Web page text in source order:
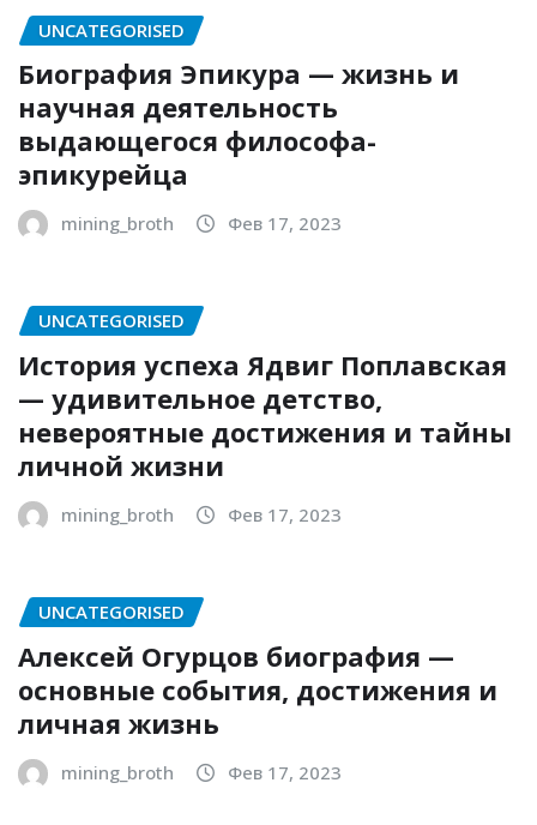
UNCATEGORISED
Биография Эпикура — жизнь и
научная деятельность
выдающегося философа-
эпикурейца
mining_broth Фев 17, 2023
UNCATEGORISED
История успеха Ядвиг Поплавская
— удивительное детство,
невероятные достижения и тайны
личной жизни
mining_broth Фев 17, 2023
UNCATEGORISED
Алексей Огурцов биография —
основные события, достижения и
личная жизнь
mining_broth Фев 17, 2023